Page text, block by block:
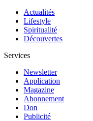
Actualités
Lifestyle
Spiritualité
Découvertes
Services
Newsletter
Application
Magazine
Abonnement
Don
Publicité